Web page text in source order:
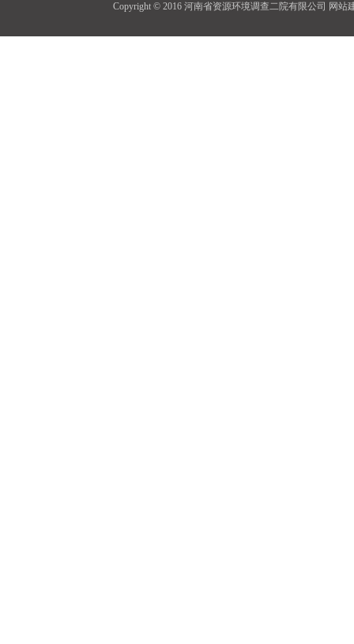
Copyright © 2016 河南省资源环境调查二院有限公司 网站